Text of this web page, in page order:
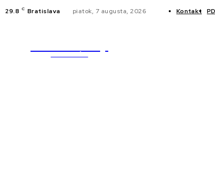
29.8 C Bratislava piatok, 7 augusta, 2026 Kontakt